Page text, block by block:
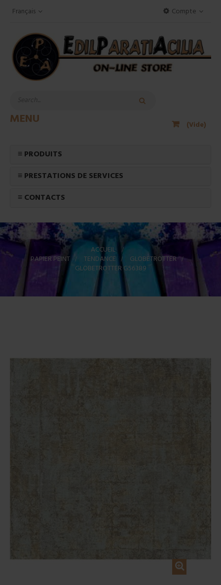
Compte
Français
(Vide)
MENU
≡ PRODUITS
≡ PRESTATIONS DE SERVICES
≡ CONTACTS
ACCUEIL >
PAPIER PEINT > TENDANCE > GLOBETROTTER >
GLOBETROTTER G56389